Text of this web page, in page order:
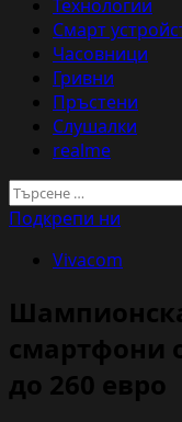
Технологии
Смарт
Часовници
Гривни
Пръстени
Слушалки
realme
Търсене
за:
Подкрепи ни
Vivacom
смартфони
до 260 евро